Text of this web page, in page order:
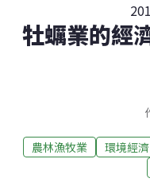
牡蠣業的經
農林漁牧業 環境經濟